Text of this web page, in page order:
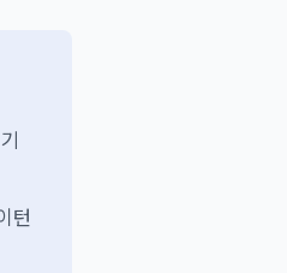
턴